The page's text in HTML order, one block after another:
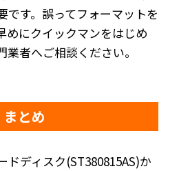
です。誤ってフォーマットを
めにクイックマンをはじめ
者へご相談ください。
まとめ
ドディスク(ST380815AS)か